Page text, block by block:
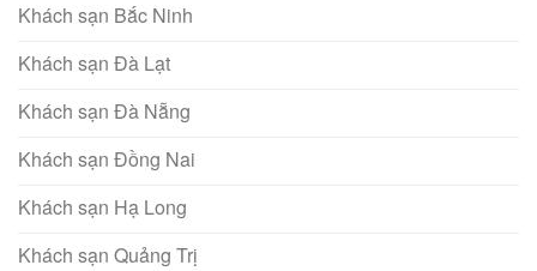
Khách sạn Bắc Ninh
Khách sạn Đà Lạt
Khách sạn Đà Nẵng
Khách sạn Đồng Nai
Khách sạn Hạ Long
Khách sạn Quảng Trị